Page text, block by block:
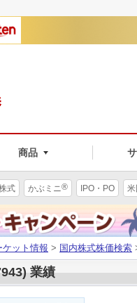
商品
式 かぶミニ® IPO・PO
ケット情報 > 国内株式株価検索
業績